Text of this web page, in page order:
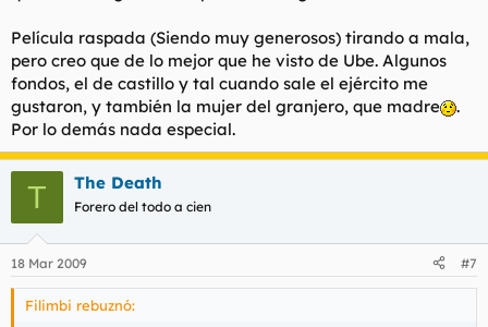
Película raspada (Siendo muy generosos) tirando a mala,
pero creo que de lo mejor que he visto de Ube. Algunos
fondos, el de castillo y tal cuando sale el ejército me
gustaron, y también la mujer del granjero, que madre
.
Por lo demás nada especial.
T The Death
Forero del todo a cien
18 Mar 2009 #7
Filimbi rebuznó: